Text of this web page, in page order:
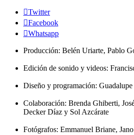
Twitter
Facebook
Whatsapp
Producción: Belén Uriarte, Pablo
Edición de sonido y videos:
Diseño y programación:
Colaboración: Brenda Ghiberti,
Decker Díaz y Sol Azcárate
Fotógrafos: Emmanuel Briane,